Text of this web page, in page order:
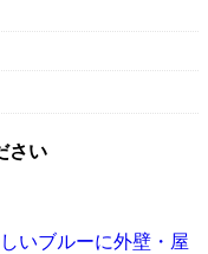
さい
いブルーに外壁・屋